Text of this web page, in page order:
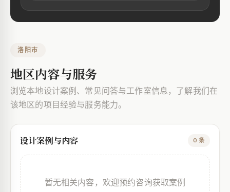
洛阳市
地区内容与服务
浏览本地设计案例、常见问答与工作室信息，了解我们在
该地区的项目经验与服务能力。
设计案例与内容 0 条
暂无相关内容，欢迎预约咨询获取案例